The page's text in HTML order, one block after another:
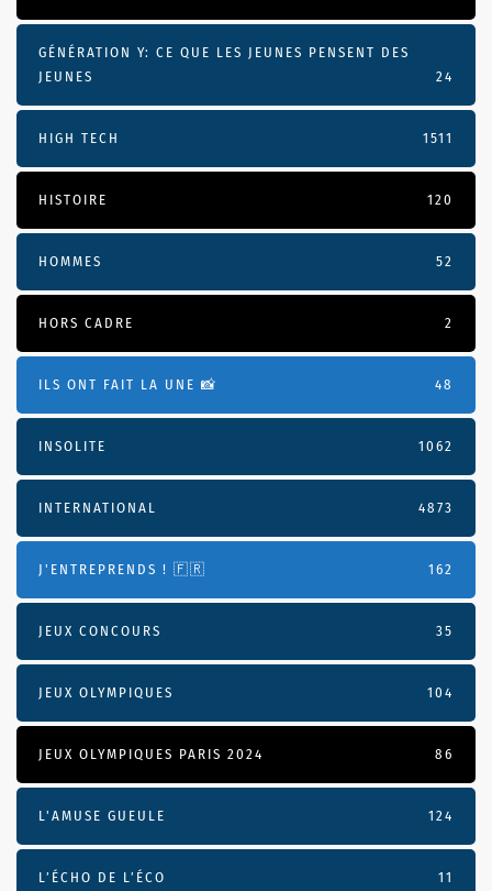
GÉNÉRATION Y: CE QUE LES JEUNES PENSENT DES
JEUNES
24
HIGH TECH 1511
HISTOIRE 120
HOMMES 52
HORS CADRE 2
ILS ONT FAIT LA UNE 📸 48
INSOLITE 1062
INTERNATIONAL 4873
J'ENTREPRENDS ! 🇫🇷 162
JEUX CONCOURS 35
JEUX OLYMPIQUES 104
JEUX OLYMPIQUES PARIS 2024 86
L'AMUSE GUEULE 124
L’ÉCHO DE L’ÉCO 11